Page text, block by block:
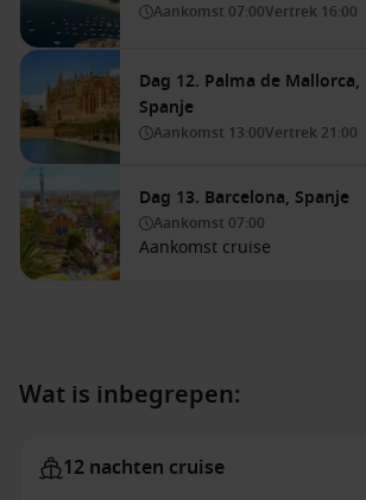
Aankomst 07:00Vertrek 16:00
Dag 12. Palma de
Spanje
Aankomst 13:00Vertrek 21:00
Dag 13. Barcelona, Spanje
Aankomst 07:00
Aankomst cruise
Wat is inbegrepen:
12 nachten cruise